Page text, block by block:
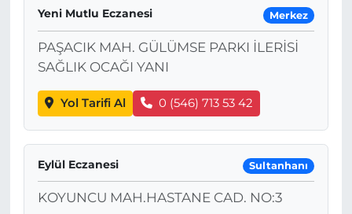
Yeni Mutlu Eczanesi Merkez
PAŞACIK MAH. GÜLÜMSE PARKI İLERİSİ
SAĞLIK OCAĞI YANI
Yol Tarifi Al 0 (546) 713 53 42
Eylül Eczanesi Sultanhanı
KOYUNCU MAH.HASTANE CAD. NO:3